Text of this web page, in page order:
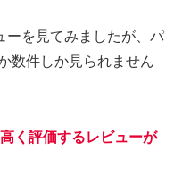
ーを見てみましたが、パ
数件しか見られません
く評価するレビューが